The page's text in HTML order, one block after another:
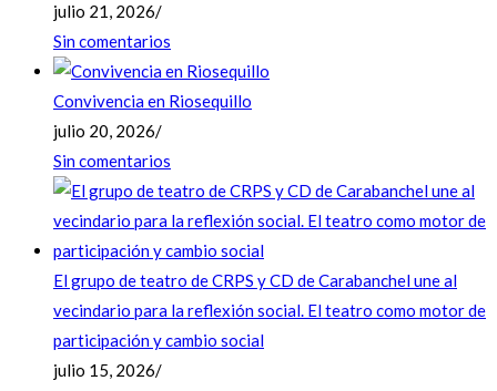
julio 21, 2026/
Sin comentarios
Convivencia en Riosequillo
julio 20, 2026/
Sin comentarios
El grupo de teatro de CRPS y CD de Carabanchel une al
vecindario para la reflexión social. El teatro como motor de
participación y cambio social
julio 15, 2026/